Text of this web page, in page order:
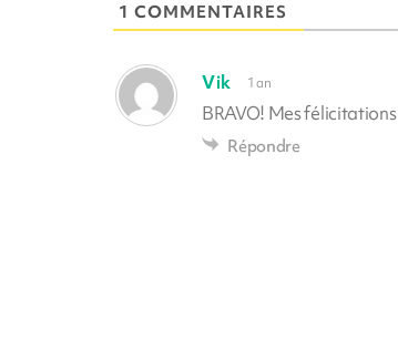
1 COMMENTAIRES
Vik 1 an
BRAVO! Mes félicitations
Répondre